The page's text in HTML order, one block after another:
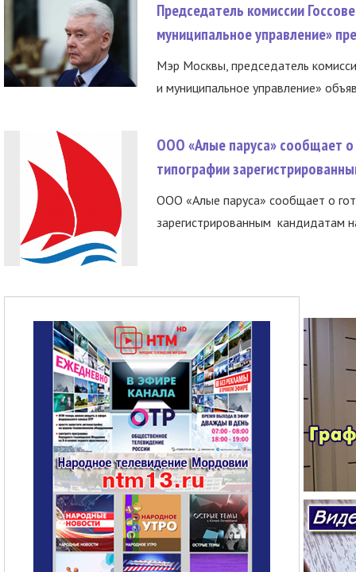
Председатель комиссии
муниципальное управление»
Мэр Москвы, председатель
и муниципальное управление»
ООО «Алые паруса» сообщает о
типографии
ООО «Алые паруса» сообщает о
зарегистрированным кандидатам